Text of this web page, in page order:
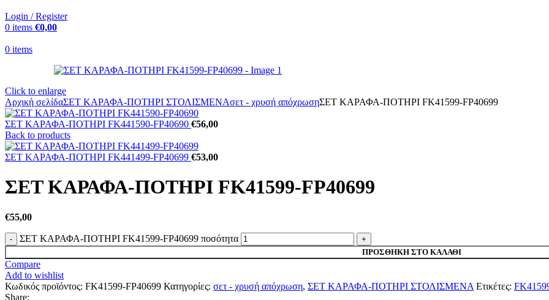
Login / Register
0 items €0,00
0 items
Click to enlarge
Αρχική σελίδαΣΕΤ ΚΑΡΑΦΑ-ΠΟΤΗΡΙ ΣΤΟΛΙΣΜΕΝΑσετ - χρυσή απόχρωσηΣΕΤ ΚΑΡΑΦΑ-ΠΟΤΗΡΙ FK41599-FP40699
ΣΕΤ ΚΑΡΑΦΑ-ΠΟΤΗΡΙ FK441590-FP40690 €56,00
Back to products
ΣΕΤ ΚΑΡΑΦΑ-ΠΟΤΗΡΙ FK441499-FP40699 €53,00
ΣΕΤ ΚΑΡΑΦΑ-ΠΟΤΗΡΙ FK41599-FP40699
€55,00
ΣΕΤ ΚΑΡΑΦΑ-ΠΟΤΗΡΙ FK41599-FP40699 ποσότητα
ΠΡΟΣΘΉΚΗ ΣΤΟ ΚΑΛΆΘΙ
Compare
Add to wishlist
Κωδικός προϊόντος: FK41599-FP40699 Κατηγορίες: σετ - χρυσή απόχρωση, ΣΕΤ ΚΑΡΑΦΑ-ΠΟΤΗΡΙ ΣΤΟΛΙΣΜΕΝΑ Ετικέτες:
Share: